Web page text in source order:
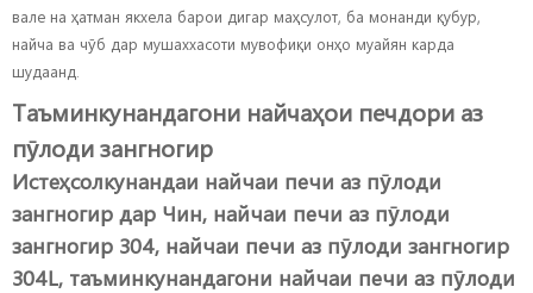
вале на ҳатман якхела барои дигар маҳсулот, ба монанди қубур,
найча ва чӯб дар мушаххасоти мувофиқи онҳо муайян карда
шудаанд.
Таъминкунандагони найчаҳои печдори аз
пӯлоди зангногир
Истеҳсолкунандаи найчаи печи аз пӯлоди
зангногир дар Чин, найчаи печи аз пӯлоди
зангногир 304, найчаи печи аз пӯлоди зангногир
304L, таъминкунандагони найчаи печи аз пӯлоди